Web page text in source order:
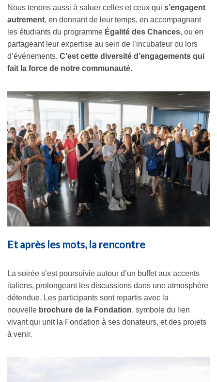
Nous tenons aussi à saluer celles et ceux qui s’engagent
autrement, en donnant de leur temps, en accompagnant
les étudiants du programme Égalité des Chances, ou en
partageant leur expertise au sein de l’incubateur ou lors
d’événements. C’est cette diversité d’engagements qui
fait la force de notre communauté.
Et après les mots, la rencontre
La soirée s’est poursuivie autour d’un buffet aux accents
italiens, prolongeant les discussions dans une atmosphère
détendue. Les participants sont repartis avec la
nouvelle brochure de la Fondation, symbole du lien
vivant qui unit la Fondation à ses donateurs, et des projets
à venir.